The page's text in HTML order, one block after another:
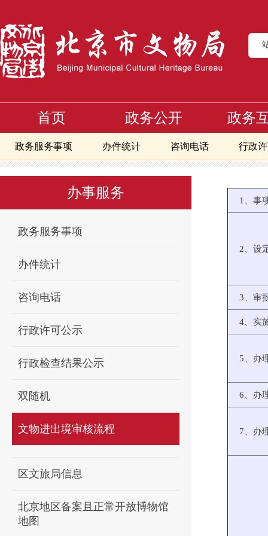
首页 政务公开 政务
政务服务事项 办件统计 咨询电话 行政
北京地区备案且正常开放博物馆地图
首页>办事服务> 文物进出境审核流程 >文物临时进境及复出
办事服务
政务服务事项
办件统计
咨询电话
行政许可公示
行政检查结果公示
双随机
文物进出境审核流程
区文旅局信息
北京地区备案且正常开放博物馆
地图
1、事
2、设
3、审
4、实
5、办
6、办
7、办